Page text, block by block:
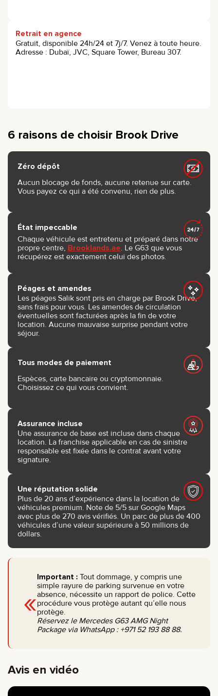
Retrait en agence
Gratuit, disponible 24h/24 et 7j/7. Venez à toute heure.
Adresse : Dubaï, JVC, Square Tower, Bureau 307.
6 raisons de choisir Brook Drive
Zéro dépôt
Aucun blocage de fonds, aucune retenue sur carte.
Vous payez ce qui a été convenu, rien de plus.
État impeccable
Chaque véhicule est entretenu et préparé dans notre
propre centre, Brooklands.ae. Le G63 que vous
récupérez est exactement celui des photos.
Péages et amendes
Les péages Salik sont pris en charge par Brook Drive,
sans frais pour vous. Les amendes de circulation
éventuelles sont facturées après la fin de votre
location. Aucune mauvaise surprise pendant votre
séjour.
Tous modes de paiement
Espèces, carte bancaire ou cryptomonnaie.
Choisissez ce qui vous convient.
Assurance incluse
Une assurance de base est incluse dans chaque
location. La franchise applicable en cas de sinistre
responsable est fixée dans le contrat avant votre
signature.
Une réputation solide
Plus de 20 ans d’expérience dans la location de
véhicules premium. Note de 5/5 sur Google Maps
avec plus de 270 avis vérifiés. Un parc de plus de 400
véhicules d’une valeur supérieure à 50 millions de
dollars.
«
Important : Tout dommage, y compris une
simple rayure de parking survenue en votre
absence, nécessite un rapport de police. Cette
procédure vous protège autant qu’elle nous
protège.
Réservez le Mercedes G63 AMG Night
Package via WhatsApp : +971 52 193 88 88.
Avis en vidéo